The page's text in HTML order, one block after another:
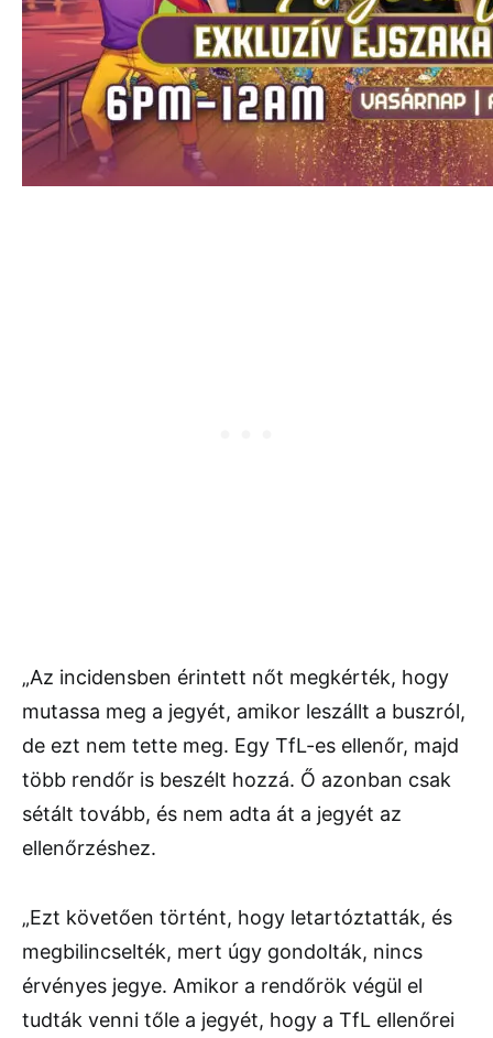
„Az incidensben érintett nőt megkérték, hogy
mutassa meg a jegyét, amikor leszállt a buszról,
de ezt nem tette meg. Egy TfL-es ellenőr, majd
több rendőr is beszélt hozzá. Ő azonban csak
sétált tovább, és nem adta át a jegyét az
ellenőrzéshez.
„Ezt követően történt, hogy letartóztatták, és
megbilincselték, mert úgy gondolták, nincs
érvényes jegye. Amikor a rendőrök végül el
tudták venni tőle a jegyét, hogy a TfL ellenőrei